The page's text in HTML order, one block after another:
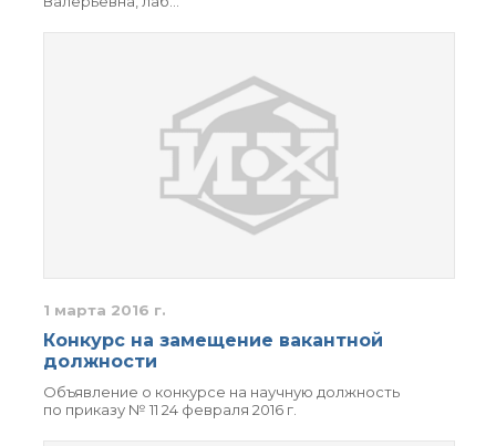
1 марта 2016 г.
Конкурс на замещение вакантной
должности
Объявление о конкурсе на научную должность
по приказу № 11 24 февраля 2016 г.